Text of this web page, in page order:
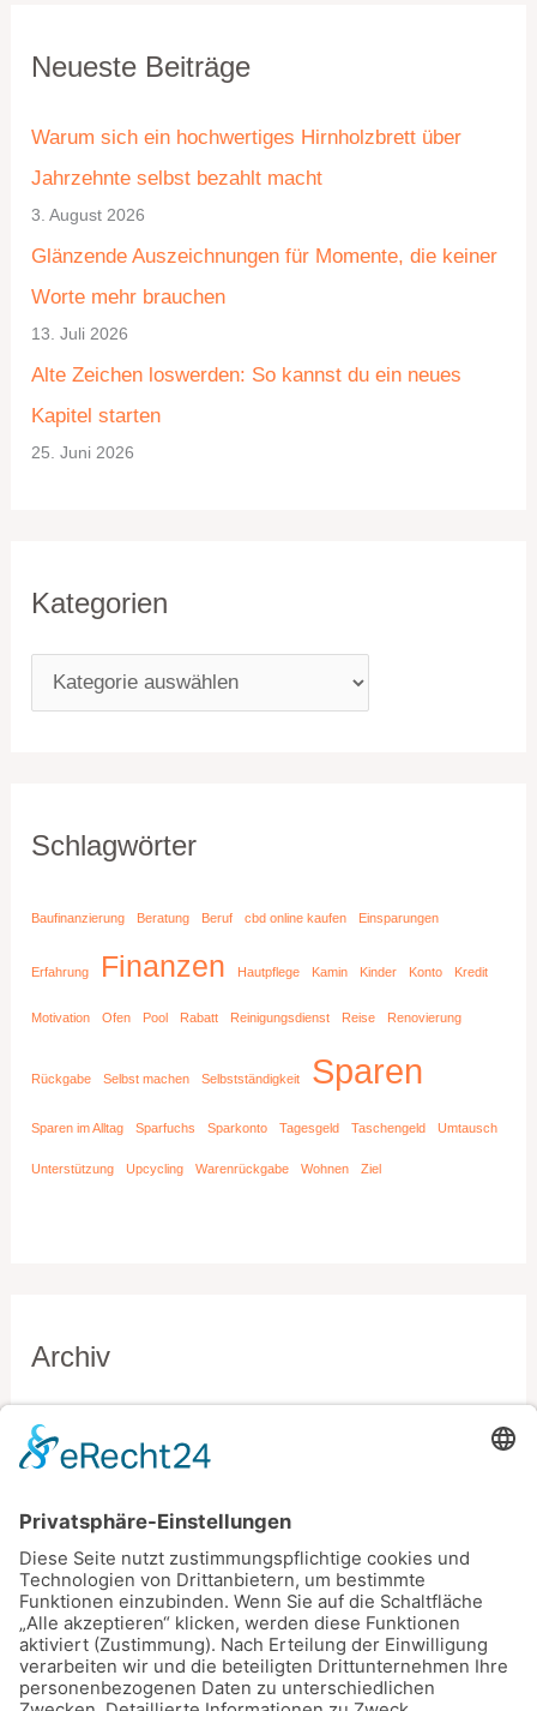
Neueste Beiträge
Warum sich ein hochwertiges Hirnholzbrett über
Jahrzehnte selbst bezahlt macht
3. August 2026
Glänzende Auszeichnungen für Momente, die keiner
Worte mehr brauchen
13. Juli 2026
Alte Zeichen loswerden: So kannst du ein neues
Kapitel starten
25. Juni 2026
Kategorien
a
e
g
o
r
i
Schlagwörter
Baufinanzierung Beratung Beruf cbd online kaufen Einsparungen
Erfahrung Finanzen Hautpflege Kamin Kinder Konto Kredit
Motivation Ofen Pool Rabatt Reinigungsdienst Reise Renovierung
Rückgabe Selbst machen Selbstständigkeit Sparen
Sparen im Alltag Sparfuchs Sparkonto Tagesgeld Taschengeld Umtausch
Unterstützung Upcycling Warenrückgabe Wohnen Ziel
Archiv
r
h
i
v